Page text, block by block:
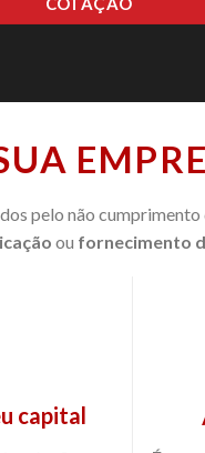
pelo não
ou fornecimento
capital